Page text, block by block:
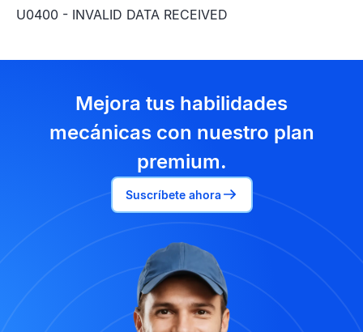
U0400 - INVALID DATA RECEIVED
Mejora tus habilidades
mecánicas con nuestro plan
premium.
Suscríbete ahora